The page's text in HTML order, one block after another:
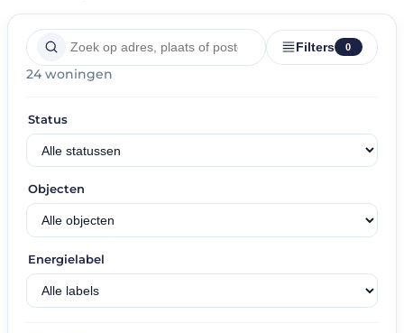
Filters 0
24 woningen
Status
Objecten
Energielabel